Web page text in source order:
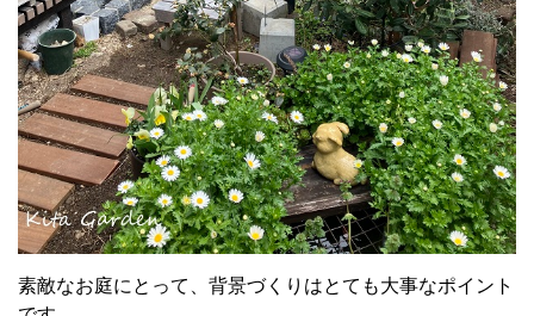
素敵なお庭にとって、背景づくりはとても大事なポイント